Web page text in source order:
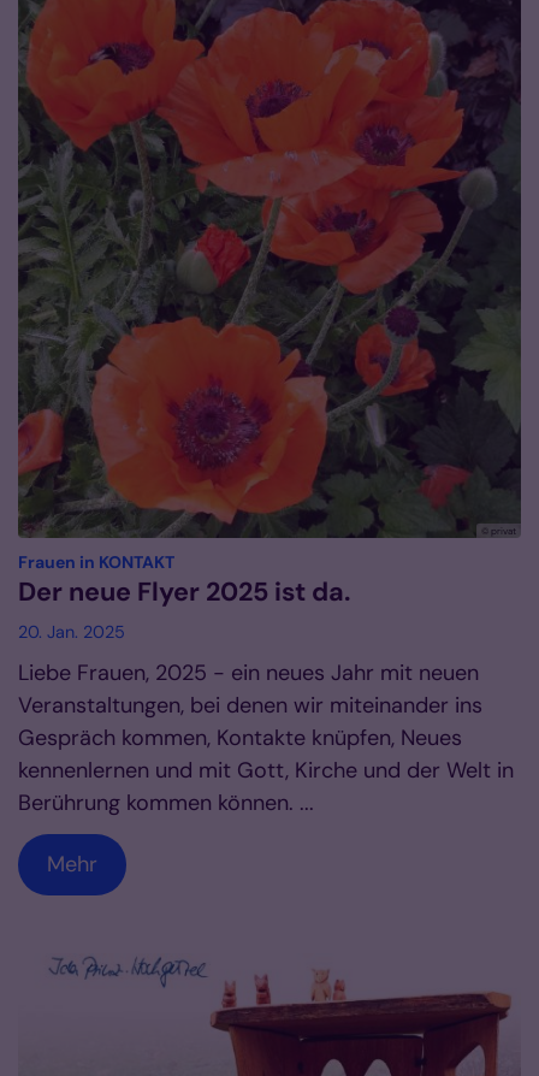
© privat
Frauen in KONTAKT:
Der neue Flyer 2025 ist da.
20. Jan. 2025
Liebe Frauen, 2025 - ein neues Jahr mit neuen
Veranstaltungen, bei denen wir miteinander ins
Gespräch kommen, Kontakte knüpfen, Neues
kennenlernen und mit Gott, Kirche und der Welt in
Berührung kommen können. ...
Mehr